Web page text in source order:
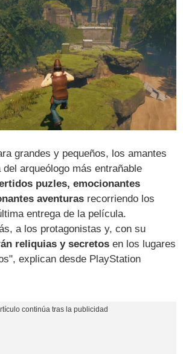
grandes y pequeños, los amantes
arqueólogo más entrañable
puzles, emocionantes
aventuras recorriendo los
entrega de la película.
a los protagonistas y, con su
reliquias y secretos en los lugares
explican desde PlayStation